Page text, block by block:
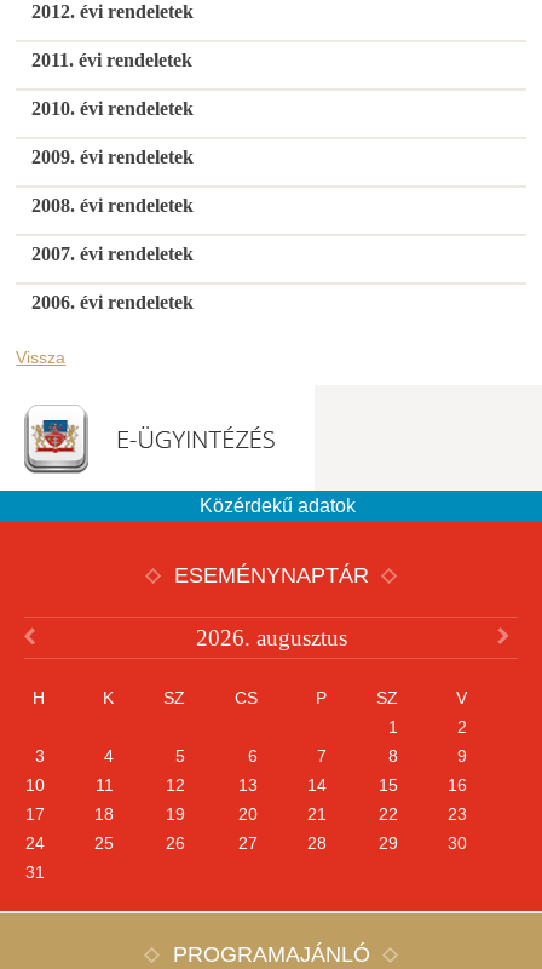
2012. évi rendeletek
2011. évi rendeletek
2010. évi rendeletek
2009. évi rendeletek
2008. évi rendeletek
2007. évi rendeletek
2006. évi rendeletek
Vissza
Közérdekű adatok
ESEMÉNYNAPTÁR
2026. augusztus
H K SZ CS P SZ
V
1
2
3
4 5 6 7 8
9
10
11 12 13 14 15
16
17
18 19 20 21 22
23
24
25 26 27 28 29
30
31
PROGRAMAJÁNLÓ